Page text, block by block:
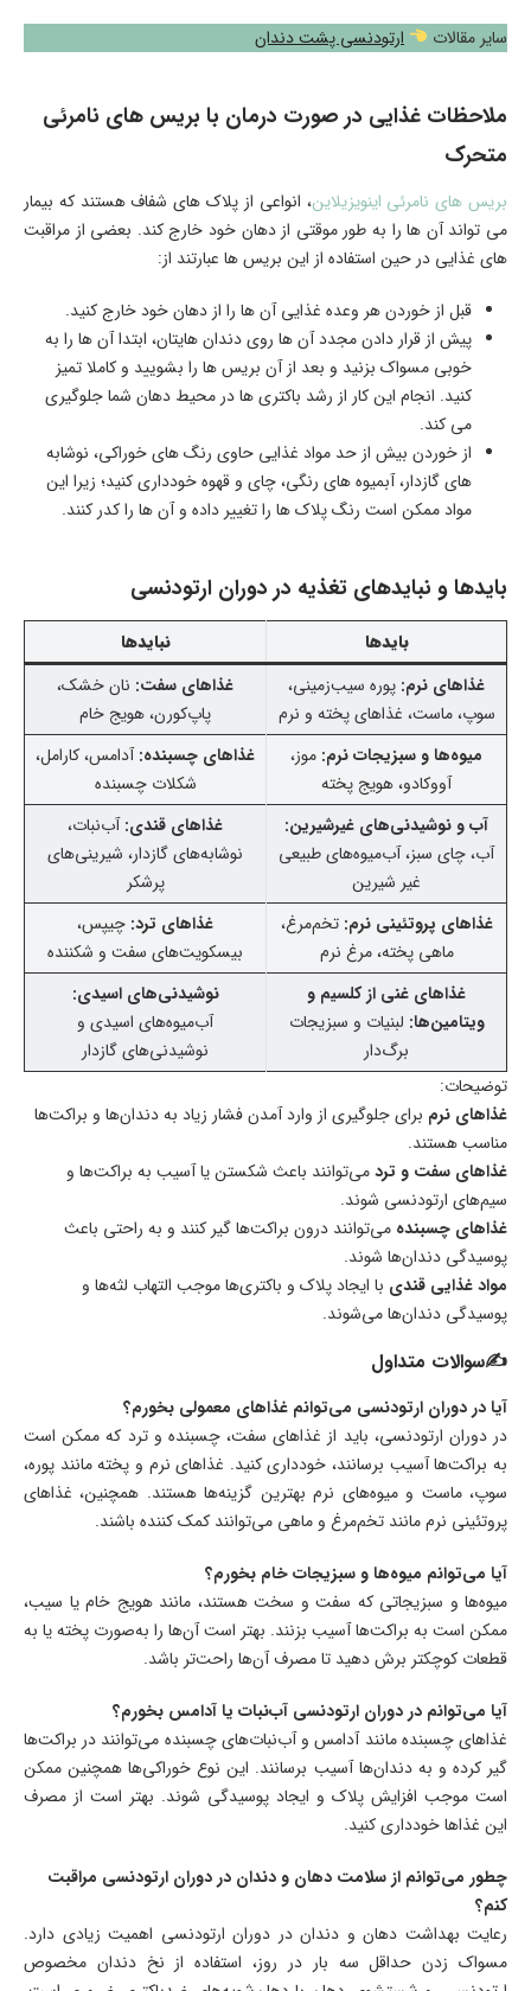
سایر مقالات
ارتودنسی پشت دندان
ملاحظات غذایی در صورت درمان با بریس های نامرئی
متحرک
بریس های نامرئی اینویزیلاین، انواعی از پلاک های شفاف هستند که بیمار
می تواند آن ها را به طور موقتی از دهان خود خارج کند. بعضی از مراقبت
های غذایی در حین استفاده از این بریس ها عبارتند از:
قبل از خوردن هر وعده غذایی آن ها را از دهان خود خارج کنید.
پیش از قرار دادن مجدد آن ها روی دندان هایتان، ابتدا آن ها را به
خوبی مسواک بزنید و بعد از آن بریس ها را بشویید و کاملا تمیز
کنید. انجام این کار از رشد باکتری ها در محیط دهان شما جلوگیری
می کند.
از خوردن بیش از حد مواد غذایی حاوی رنگ های خوراکی، نوشابه
های گازدار، آبمیوه های رنگی، چای و قهوه خودداری کنید؛ زیرا این
مواد ممکن است رنگ پلاک ها را تغییر داده و آن ها را کدر کنند.
بایدها و نبایدهای تغذیه در دوران ارتودنسی
بایدها
نبایدها
غذاهای نرم: پوره سیب‌زمینی،
سوپ، ماست، غذاهای پخته و نرم
غذاهای سفت: نان خشک،
پاپ‌کورن، هویج خام
میوه‌ها و سبزیجات نرم: موز،
آووکادو، هویج پخته
غذاهای چسبنده:آدامس، کارامل،
شکلات چسبنده
آب و نوشیدنی‌های غیرشیرین:
آب، چای سبز، آب‌میوه‌های طبیعی
غیر شیرین
غذاهای قندی:آب‌نبات،
نوشابه‌های گازدار، شیرینی‌های
پرشکر
غذاهای پروتئینی نرم: تخم‌مرغ،
ماهی پخته، مرغ نرم
غذاهای ترد: چیپس،
بیسکویت‌های سفت و شکننده
غذاهای غنی از کلسیم و
ویتامین‌ها: لبنیات و سبزیجات
برگ‌دار
نوشیدنی‌های اسیدی:
آب‌میوه‌های اسیدی و
نوشیدنی‌های گازدار
توضیحات:
غذاهای نرم برای جلوگیری از وارد آمدن فشار زیاد به دندان‌ها و براکت‌ها
مناسب هستند.
غذاهای سفت و تردمی‌توانند باعث شکستن یا آسیب به براکت‌ها و
سیم‌های ارتودنسی شوند.
غذاهای چسبنده می‌توانند درون براکت‌ها گیر کنند و به راحتی باعث
پوسیدگی دندان‌ها شوند.
مواد غذایی قندی با ایجاد پلاک و باکتری‌ها موجب التهاب لثه‌ها و
پوسیدگی دندان‌ها می‌شوند.
✍سوالات متداول
آیا در دوران ارتودنسی می‌توانم غذاهای معمولی بخورم؟
در دوران ارتودنسی، باید از غذاهای سفت، چسبنده و ترد که ممکن است
به براکت‌ها آسیب برسانند، خودداری کنید. غذاهای نرم و پخته مانند پوره،
سوپ، ماست و میوه‌های نرم بهترین گزینه‌ها هستند. همچنین، غذاهای
پروتئینی نرم مانند تخم‌مرغ و ماهی می‌توانند کمک کننده باشند.
آیا می‌توانم میوه‌ها و سبزیجات خام بخورم؟
میوه‌ها و سبزیجاتی که سفت و سخت هستند، مانند هویج خام یا سیب،
ممکن است به براکت‌ها آسیب بزنند. بهتر است آن‌ها را به‌صورت پخته یا به
قطعات کوچکتر برش دهید تا مصرف آن‌ها راحت‌تر باشد.
آیا می‌توانم در دوران ارتودنسی آب‌نبات یا آدامس بخورم؟
غذاهای چسبنده مانند آدامس و آب‌نبات‌های چسبنده می‌توانند در براکت‌ها
گیر کرده و به دندان‌ها آسیب برسانند. این نوع خوراکی‌ها همچنین ممکن
است موجب افزایش پلاک و ایجاد پوسیدگی شوند. بهتر است از مصرف
این غذاها خودداری کنید.
چطور می‌توانم از سلامت دهان و دندان در دوران ارتودنسی مراقبت
کنم؟
رعایت بهداشت دهان و دندان در دوران ارتودنسی اهمیت زیادی دارد.
مسواک زدن حداقل سه بار در روز، استفاده از نخ دندان مخصوص